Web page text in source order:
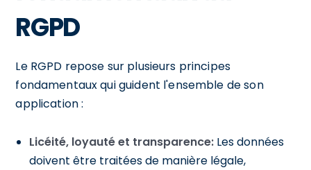
RGPD
Le RGPD repose sur plusieurs principes
fondamentaux qui guident l'ensemble de son
application :
Licéité, loyauté et transparence: Les données
doivent être traitées de manière légale,